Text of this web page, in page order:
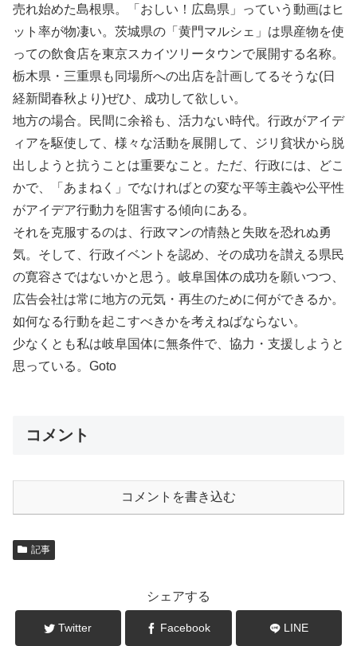
売れ始めた島根県。「おしい！広島県」っていう動画はヒ
ット率が物凄い。茨城県の「黄門マルシェ」は県産物を使
っての飲食店を東京スカイツリータウンで展開する名称。
栃木県・三重県も同場所への出店を計画してるそうな(日
経新聞春秋より)ぜひ、成功して欲しい。
地方の場合。民間に余裕も、活力ない時代。行政がアイデ
ィアを駆使して、様々な活動を展開して、ジリ貧状から脱
出しようと抗うことは重要なこと。ただ、行政には、どこ
かで、「あまねく」でなければとの変な平等主義や公平性
がアイデア行動力を阻害する傾向にある。
それを克服するのは、行政マンの情熱と失敗を恐れぬ勇
気。そして、行政イベントを認め、その成功を讃える県民
の寛容さではないかと思う。岐阜国体の成功を願いつつ、
広告会社は常に地方の元気・再生のために何ができるか。
如何なる行動を起こすべきかを考えねばならない。
少なくとも私は岐阜国体に無条件で、協力・支援しようと
思っている。Goto
コメント
コメントを書き込む
記事
シェアする
Twitter Facebook LINE